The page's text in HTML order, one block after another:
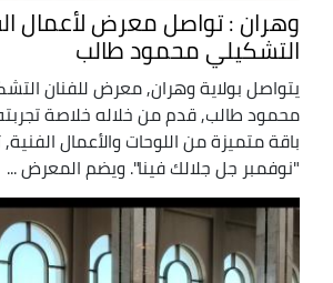
وهران : تواصل معرض لأعمال
التشكيلي محمود طالب
يتواصل بولاية وهران, معرض للفنان
محمود طالب, قدم من خلاله خلاصة تجربته
باقة متميزة من اللوحات والأعمال الفنية,
"نوفمبر جل جلالك فينا". ويضم المعرض ...